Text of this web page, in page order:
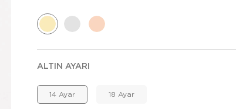
ALTIN AYARI
14 Ayar 18 Ayar